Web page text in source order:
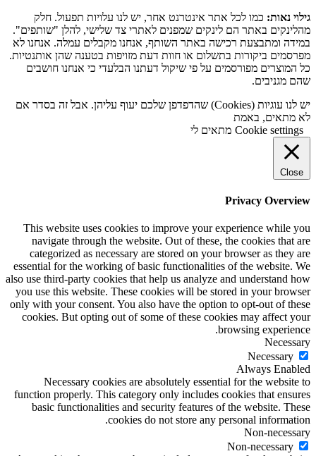
גילוי נאות: כמו לכל אתר אינטרנט אחר, יש לנו עלויות תפעול. חלק
מהלינקים באתר הם לינקים שמפנים לאתרי צד שלישי, להלן "שותפים".
במידה ומתבצעת רכישה באתר השותף, אנחנו מקבלים עמלה. אנחנו לא
מפרסמים ביקורות בתשלום או חוות דעת מזויפות בטענה שהן אותנטיות.
כל המוצרים מפורסמים על פי שיקול דעתנו הבלעדי כי אנחנו חושבים
שהם מגניבים.
יש לנו עוגיות (Cookies) שהדפדפן שלכם יעוף עליהן. אבל זה בסדר אם
לא מתאים, באמת
Cookie settings מתאים לי
Close
Privacy Overview
This website uses cookies to improve your experience while you
navigate through the website. Out of these, the cookies that are
categorized as necessary are stored on your browser as they are
essential for the working of basic functionalities of the website. We
also use third-party cookies that help us analyze and understand how
you use this website. These cookies will be stored in your browser
only with your consent. You also have the option to opt-out of these
cookies. But opting out of some of these cookies may affect your
browsing experience.
Necessary
Necessary
Always Enabled
Necessary cookies are absolutely essential for the website to
function properly. This category only includes cookies that ensures
basic functionalities and security features of the website. These
cookies do not store any personal information.
Non-necessary
Non-necessary